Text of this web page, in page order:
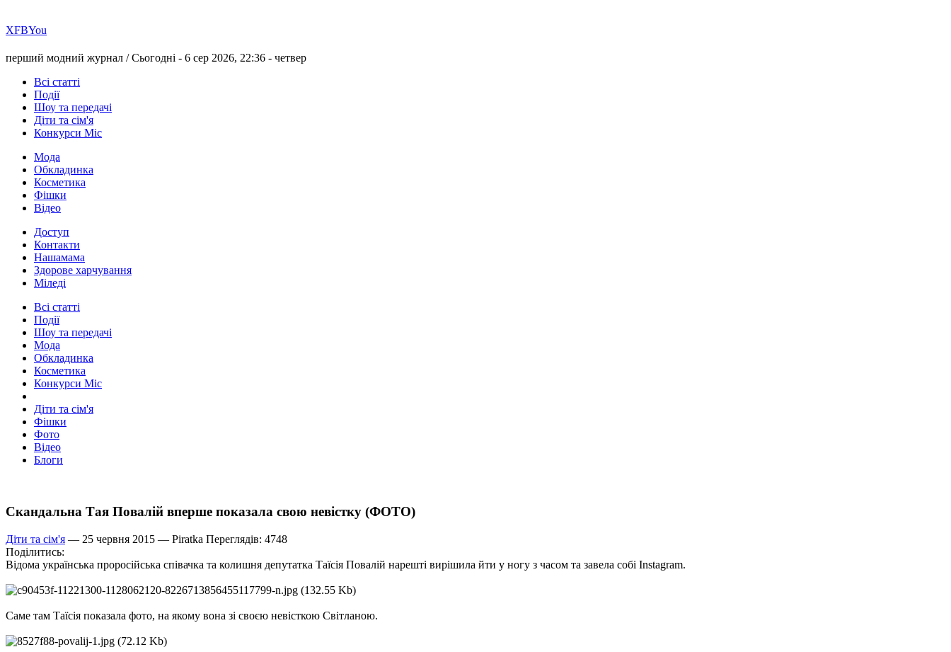
ХFBYou
перший модний журнал /Сьогодні - 6 сер 2026, 22:36 - четвер
Всі статті
Події
Шоу та передачі
Діти та сім'я
Конкурси Міс
Мода
Обкладинка
Косметика
Фішки
Відео
Доступ
Контакти
Нашамама
Здорове харчування
Міледі
Всі статті
Події
Шоу та передачі
Мода
Обкладинка
Косметика
Конкурси Міс
Діти та сім'я
Фішки
Фото
Відео
Блоги
Скандальна Тая Повалій вперше показала свою невістку (ФОТО)
Діти та сім'я — 25 червня 2015 — Piratka Переглядів: 4748
Поділитись:
Відома українська проросійська співачка та колишня депутатка Таїсія Повалій нарешті вирішила йти у ногу з часом та завела собі Instagram.
Саме там Таїсія показала фото, на якому вона зі своєю невісткою Світланою.